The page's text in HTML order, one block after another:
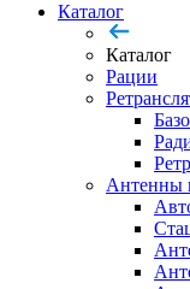
Каталог
Каталог
Рации